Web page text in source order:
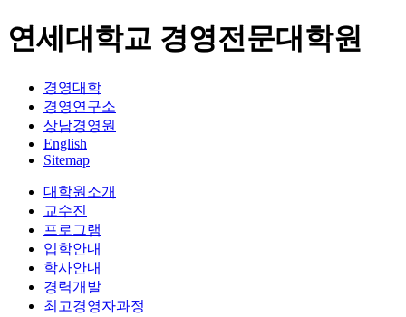
연세대학교 경영전문대학원
경영대학
경영연구소
상남경영원
English
Sitemap
대학원소개
교수진
프로그램
입학안내
학사안내
경력개발
최고경영자과정